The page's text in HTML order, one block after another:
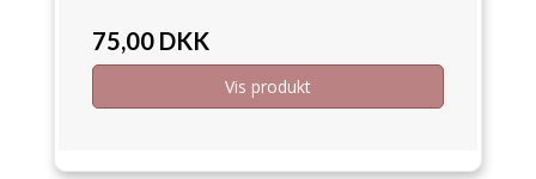
75,00 DKK
Vis produkt